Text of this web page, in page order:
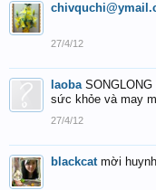
27/4/12
laoba
sức khỏe và may
27/4/12
blackcat mời